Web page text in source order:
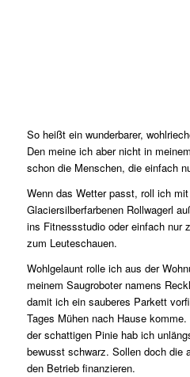
So heißt ein wunderbarer,
Den meine ich aber nicht in
schon die Menschen, die einfach
Wenn das Wetter passt, roll ich
Glaciersilberfarbenen Rollwagerl
ins Fitnessstudio oder einfach nur
zum Leuteschauen.
Wohlgelaunt rolle ich aus der
meinem Saugroboter namens
damit ich ein sauberes Parkett
Tages Mühen nach Hause
der schattigen Pinie hab ich
bewusst schwarz. Sollen doch die
den Betrieb finanzieren.